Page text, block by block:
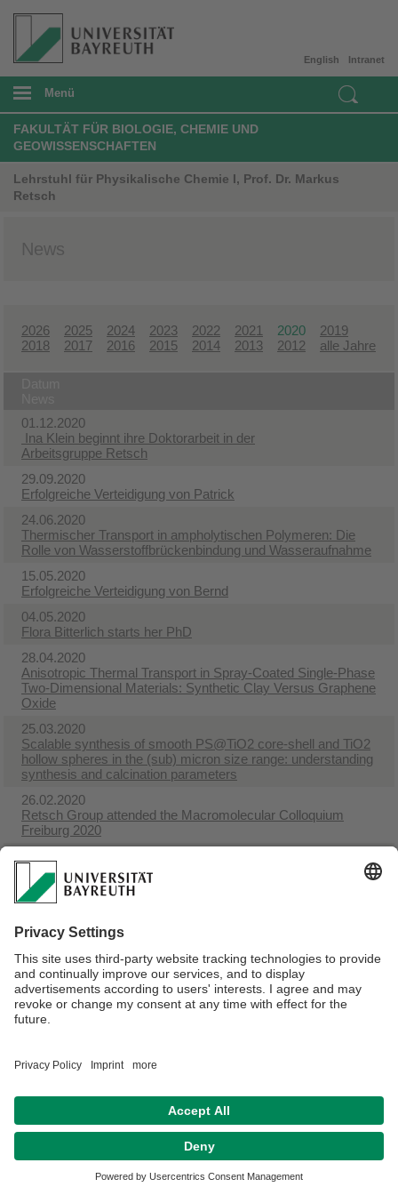
Intranet
English
Menü
FAKULTÄT FÜR BIOLOGIE, CHEMIE UND
GEOWISSENSCHAFTEN
Lehrstuhl für Physikalische Chemie I, Prof. Dr. Markus
Retsch
News
2026 2025 2024 2023 2022 2021 2020
2019
2018
2017 2016 2015 2014 2013 2012 alle Jahre
01.12.2020
Ina Klein beginnt ihre Doktorarbeit in der
Arbeitsgruppe Retsch
29.09.2020
Erfolgreiche Verteidigung von Patrick
24.06.2020
Thermischer Transport in ampholytischen Polymeren: Die
Rolle von Wasserstoffbrückenbindung und Wasseraufnahme
15.05.2020
Erfolgreiche Verteidigung von Bernd
04.05.2020
Flora Bitterlich starts her PhD
28.04.2020
Anisotropic Thermal Transport in Spray-Coated Single-Phase
Two-Dimensional Materials: Synthetic Clay Versus Graphene
Oxide
25.03.2020
Scalable synthesis of smooth PS@TiO2 core-shell and TiO2
hollow spheres in the (sub) micron size range: understanding
synthesis and calcination parameters
26.02.2020
Retsch Group attended the Macromolecular Colloquium
Freiburg 2020
Breathable and Flexible Polymer Membranes with
Mechanoresponsive Electric Resistance
Tunable Thermoelastic Anisotropy in Hybrid Bragg Stacks
with Extreme Polymer Confinement
07.01.2020
Happy New Year 2020
Impressum
Barrierefreiheitserklärung